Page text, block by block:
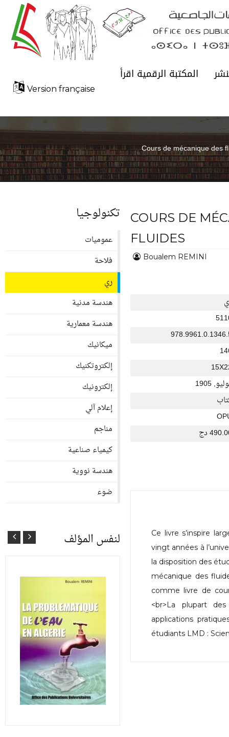
المكتبة الرقمية اقرأ
Version française
Cours de mécanique des
COURS DE
FLUIDES
Boualem REMINI
1905
دج
Ce livre s’inspire
vingt années à
la disposition des
mécanique des
comme livre de
<br>La plupart
applications
étudiants LMD :
تكنولوجيا
عموميات
فلاحة
ري
هندسة مدنية
هندسة معمارية
ميكانيك
إلكتروتكنيك
إلكترونيك
إعلام آلي
مناجم
كيمياء صناعية
هندسة نووية
ضوء
لنفس المؤلف